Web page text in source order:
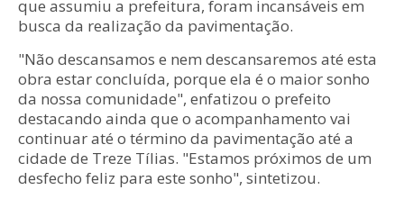
que assumiu a prefeitura, foram incansáveis em
busca da realização da pavimentação.
"Não descansamos e nem descansaremos até esta
obra estar concluída, porque ela é o maior sonho
da nossa comunidade", enfatizou o prefeito
destacando ainda que o acompanhamento vai
continuar até o término da pavimentação até a
cidade de Treze Tílias. "Estamos próximos de um
desfecho feliz para este sonho", sintetizou.